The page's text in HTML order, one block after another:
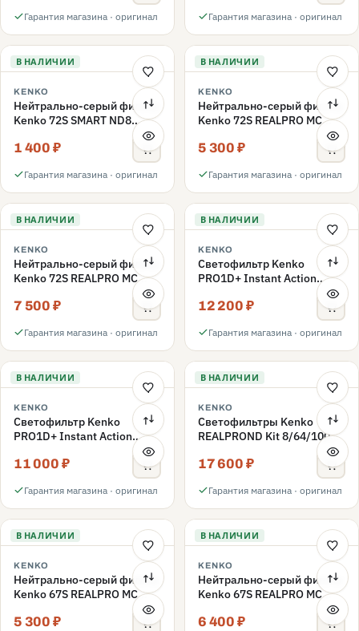
Гарантия магазина · оригинал Гарантия магазина · оригинал
В НАЛИЧИИ
KENKO
Нейтрально-серый фильтр
Kenko 72S SMART ND8
1 400 ₽
Гарантия магазина · оригинал
В НАЛИЧИИ
KENKO
Нейтрально-серый фильтр
Kenko 72S REALPRO MC
5 300 ₽
Гарантия магазина · оригинал
В НАЛИЧИИ
KENKO
Нейтрально-серый фильтр
Kenko 72S REALPRO MC
7 500 ₽
Гарантия магазина · оригинал
В НАЛИЧИИ
KENKO
Светофильтр Kenko
PRO1D+ Instant Action
Variable NDX3-450+C-PLS
переменной плотности
12 200 ₽
Гарантия магазина · оригинал
В НАЛИЧИИ
KENKO
Светофильтр Kenko
PRO1D+ Instant Action
Variable NDX3-450+C-PL
переменной плотности
11 000 ₽
Гарантия магазина · оригинал
В НАЛИЧИИ
KENKO
Светофильтры Kenko
REALPROND Kit 8/64/1000
17 600 ₽
Гарантия магазина · оригинал
В НАЛИЧИИ
KENKO
Нейтрально-серый фильтр
Kenko 67S REALPRO MC
5 300 ₽
В НАЛИЧИИ
KENKO
Нейтрально-серый фильтр
Kenko 67S REALPRO MC
6 400 ₽